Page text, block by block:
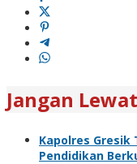
Jangan
Kapolres
Pendidikan